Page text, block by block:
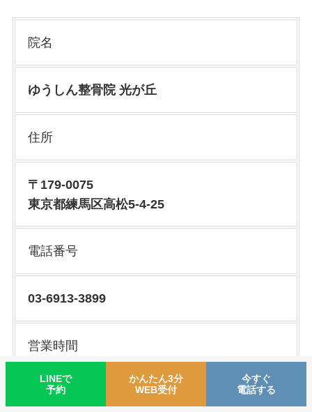
院名
ゆうしん整骨院 光が丘
住所
〒179-0075
東京都練馬区高松5-4-25
電話番号
03-6913-3899
営業時間
《月〜金》9:00〜12:00／15:00〜20:00
LINEで
予約
かんたん3分
WEB受付
今すぐ
電話する